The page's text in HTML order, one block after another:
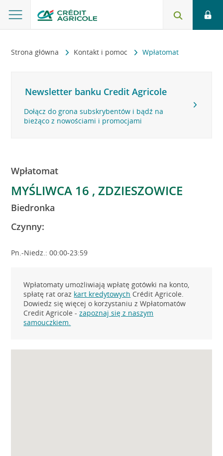
Strona główna Kontakt i pomoc Wpłatomat
Newsletter banku Credit Agricole
Dołącz do grona subskrybentów i bądź na
bieżąco z nowościami i promocjami
Wpłatomat
MYŚLIWCA 16 , ZDZIESZOWICE
Biedronka
Czynny:
Pn.-Niedz.: 00:00-23:59
Wpłatomaty umożliwiają wpłatę gotówki na konto,
spłatę rat oraz kart kredytowych Crédit Agricole.
Dowiedz się więcej o korzystaniu z Wpłatomatów
Credit Agricole -zapoznaj się z naszym
samouczkiem.